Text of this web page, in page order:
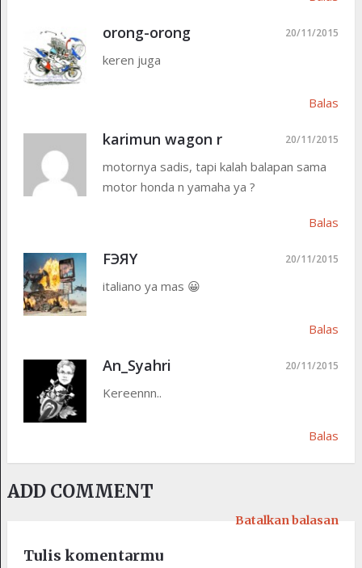
orong-orong 20/11/2015
keren juga
Balas
karimun wagon r 20/11/2015
motornya sadis, tapi kalah balapan sama
motor honda n yamaha ya ?
Balas
FЭЯY 20/11/2015
italiano ya mas 😀
Balas
An_Syahri 20/11/2015
Kereennn..
Balas
ADD COMMENT
Tulis komentarmu
Batalkan balasan